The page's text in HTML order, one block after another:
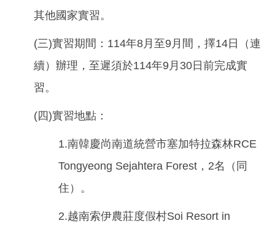
其他國家實習。
(三)實習期間：114年8月至9月間，擇14日（連
續）辦理，至遲須於114年9月30日前完成實
習。
(四)實習地點：
1.南韓慶尚南道統營市塞加特拉森林RCE
Tongyeong Sejahtera Forest，2名（同
住）。
2.越南索伊農莊度假村Soi Resort in